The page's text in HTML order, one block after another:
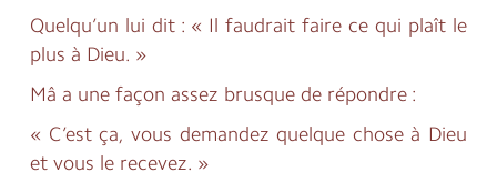
Quelqu’un lui dit : « Il faudrait faire ce qui plaît le
plus à Dieu. »
Mâ a une façon assez brusque de répondre :
« C’est ça, vous demandez quelque chose à Dieu
et vous le recevez. »